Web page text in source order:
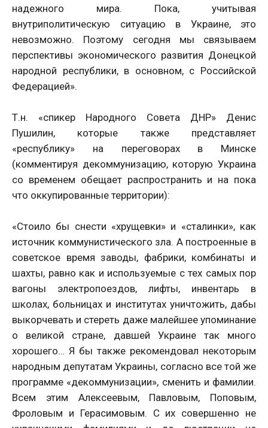
надежного мира. Пока, учитывая
внутриполитическую ситуацию в Украине, это
невозможно. Поэтому сегодня мы связываем
перспективы экономического развития Донецкой
народной республики, в основном, с Российской
Федерацией».
Т.н. «спикер Народного Совета ДНР» Денис
Пушилин, которые также представляет
«республику» на переговорах в Минске
(комментируя декоммунизацию, которую Украина
со временем обещает распространить и на пока
что оккупированные территории):
«Стоило бы снести «хрущевки» и «сталинки», как
источник коммунистического зла. А построенные в
советское время заводы, фабрики, комбинаты и
шахты, равно как и используемые с тех самых пор
вагоны электропоездов, лифты, инвентарь в
школах, больницах и институтах уничтожить, дабы
выкорчевать и стереть даже малейшее упоминание
о великой стране, давшей Украине так много
хорошего… Я бы также рекомендовал некоторым
народным депутатам Украины, согласно все той же
программе «декоммунизации», сменить и фамилии.
Всем этим Алексеевым, Павловым, Поповым,
Фроловым и Герасимовым. С их совершенно не